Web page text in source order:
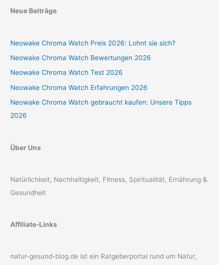
Neue Beiträge
Neowake Chroma Watch Preis 2026: Lohnt sie sich?
Neowake Chroma Watch Bewertungen 2026
Neowake Chroma Watch Test 2026
Neowake Chroma Watch Erfahrungen 2026
Neowake Chroma Watch gebraucht kaufen: Unsere Tipps
2026
Über Uns
Natürlichkeit, Nachhaltigkeit, Fitness, Spiritualität, Ernährung &
Gesundheit
Affiliate-Links
natur-gesund-blog.de ist ein Ratgeberportal rund um Natur,